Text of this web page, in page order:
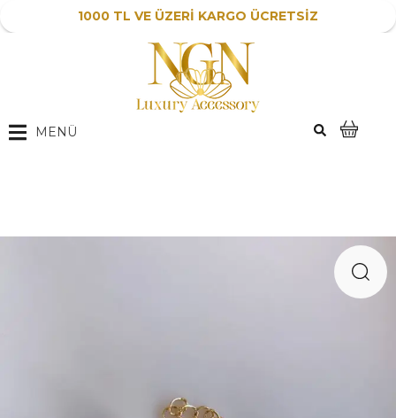
1000 TL VE ÜZERİ KARGO ÜCRETSİZ
MENÜ